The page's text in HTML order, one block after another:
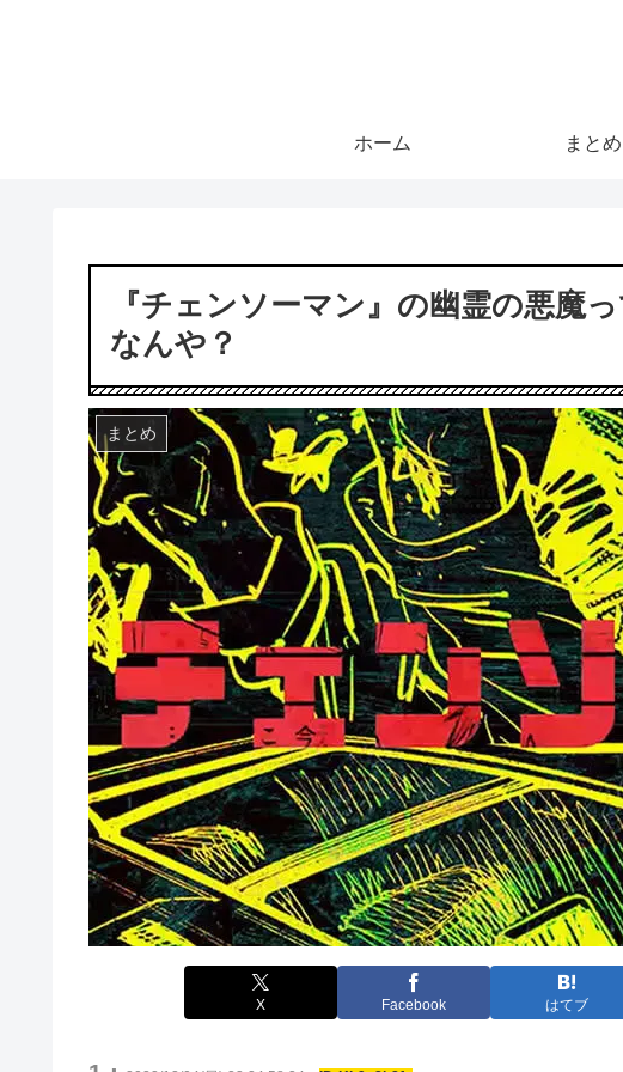
ホーム まとめ
『チェンソーマン』の幽霊の悪魔
なんや？
まとめ
X Facebook はてブ